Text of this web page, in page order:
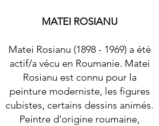
MATEI ROSIANU
Matei Rosianu (1898 - 1969) a été
actif/a vécu en Roumanie. Matei
Rosianu est connu pour la
peinture moderniste, les figures
cubistes, certains dessins animés.
Peintre d'origine roumaine,